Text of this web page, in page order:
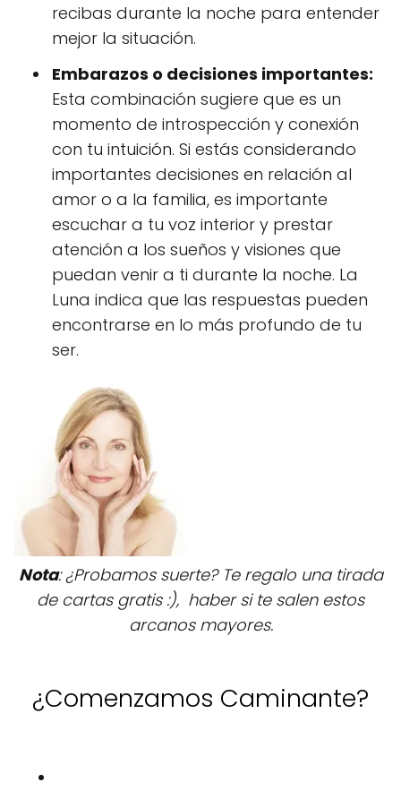
recibas durante la noche para entender
mejor la situación.
Embarazos o decisiones importantes:
Esta combinación sugiere que es un
momento de introspección y conexión
con tu intuición. Si estás considerando
importantes decisiones en relación al
amor o a la familia, es importante
escuchar a tu voz interior y prestar
atención a los sueños y visiones que
puedan venir a ti durante la noche. La
Luna indica que las respuestas pueden
encontrarse en lo más profundo de tu
ser.
Nota: ¿Probamos suerte? Te regalo una tirada
de cartas gratis :), haber si te salen estos
arcanos mayores.
¿Comenzamos Caminante?